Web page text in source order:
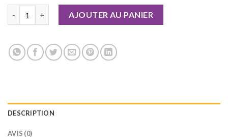
AJOUTER AU PANIER
DESCRIPTION
AVIS (0)